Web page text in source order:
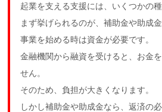
起業を支える支援には、いくつかの種
まず挙げられるのが、補助金や助成金
事業を始める時は資金が必要です。
金融機関から融資を受けると、お金
せん。
そのため、負担が大きくなります。
しかし補助金や助成金なら、返済の